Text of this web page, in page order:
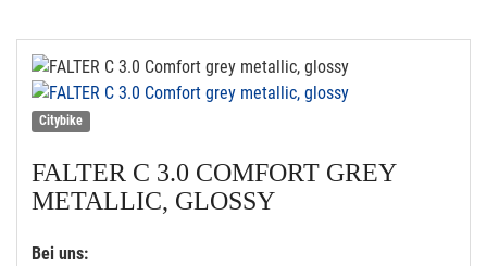
Citybike
FALTER C 3.0 COMFORT GREY
METALLIC, GLOSSY
Bei uns: